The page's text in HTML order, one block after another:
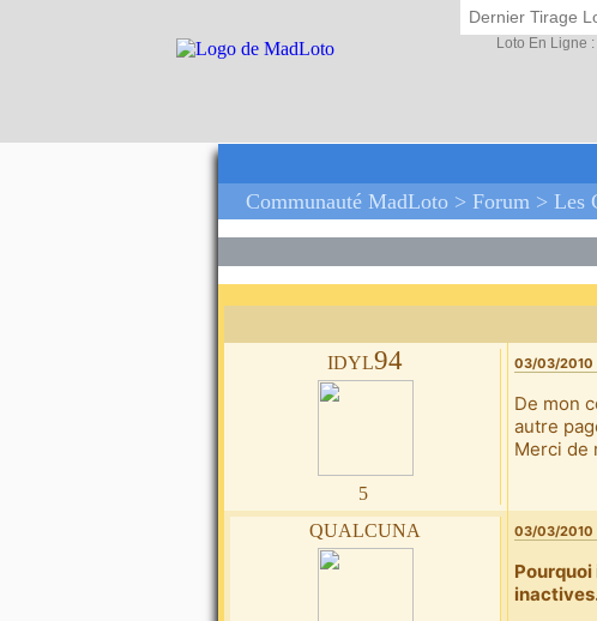
Dernier Tirage
Loto En Ligne
Communauté MadLoto > Forum > Les
idyl94
5
03/03/2010
De mon
autre
Merci de
qualcuna 03/03/2010